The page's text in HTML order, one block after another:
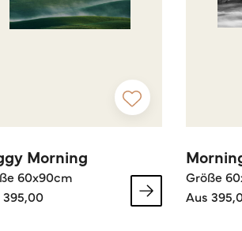
Morning
60x90cm
395,00
Größe
Aus